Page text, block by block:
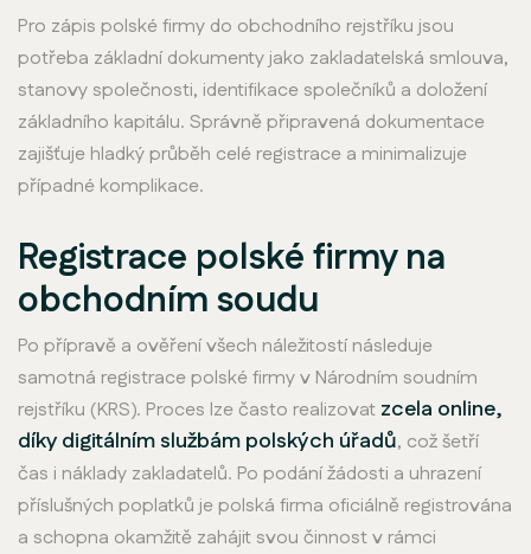
Pro zápis polské firmy do obchodního rejstříku jsou
potřeba základní dokumenty jako zakladatelská smlouva,
stanovy společnosti, identifikace společníků a doložení
základního kapitálu. Správně připravená dokumentace
zajišťuje hladký průběh celé registrace a minimalizuje
případné komplikace.
Registrace polské firmy na
obchodním soudu
Po přípravě a ověření všech náležitostí následuje
samotná registrace polské firmy v Národním soudním
rejstříku (KRS). Proces lze často realizovat zcela online,
díky digitálním službám polských úřadů, což šetří
čas i náklady zakladatelů. Po podání žádosti a uhrazení
příslušných poplatků je polská firma oficiálně registrována
a schopna okamžitě zahájit svou činnost v rámci